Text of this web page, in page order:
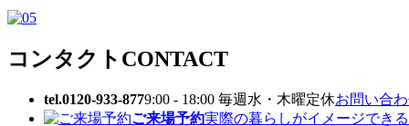
コンタクト CONTACT
tel.0120-933-8779:00 - 18:00 毎週水・木曜定休お問い合
ご来場予約実際の暮らしがイメージできる